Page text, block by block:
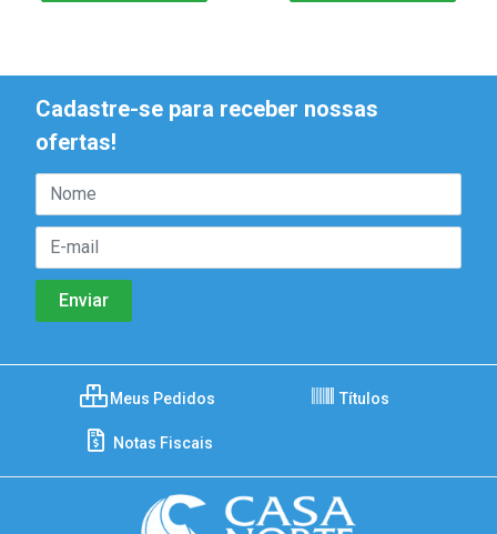
Cadastre-se para receber nossas
ofertas!
Meus Pedidos Títulos
Notas Fiscais